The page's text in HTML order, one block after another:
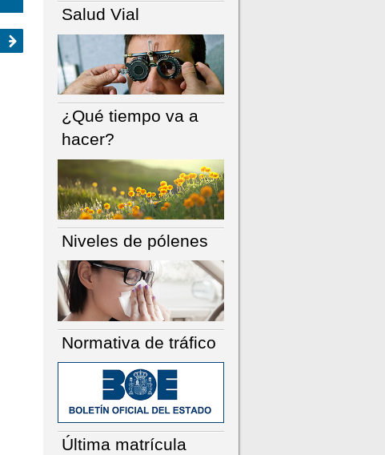
Salud Vial
¿Qué tiempo va a
hacer?
Niveles de pólenes
Normativa de tráfico
Última matrícula